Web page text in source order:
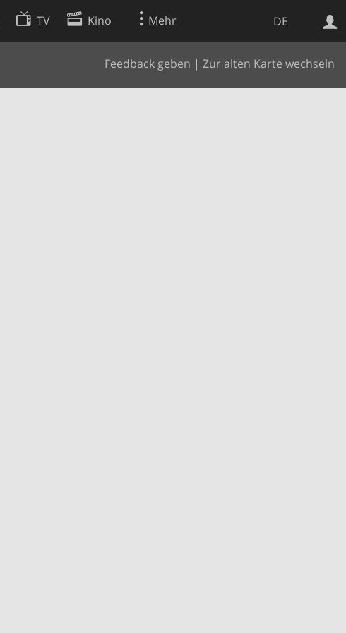
DE
TV Kino Mehr
Feedback geben | Zur alten Karte wechseln
Websuche